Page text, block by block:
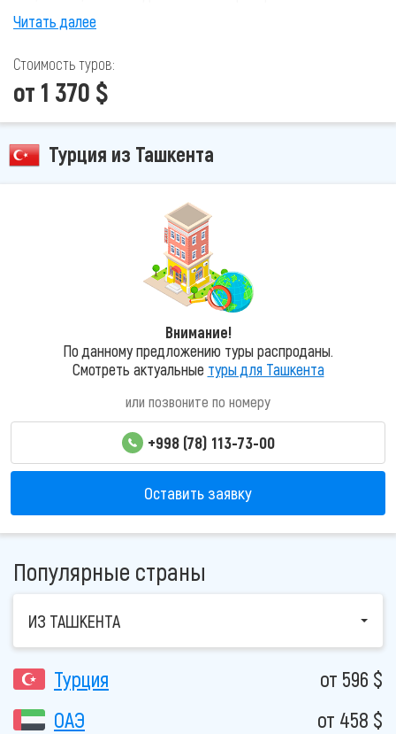
Читать далее
Стоимость туров:
от 1 370 $
Турция из Ташкента
Внимание!
По данному предложению туры распроданы.
Смотреть актуальные туры для Ташкента
или позвоните по номеру
+998 (78) 113-73-00
Оставить заявку
Популярные страны
ИЗ ТАШКЕНТА
Турция
от 596 $
ОАЭ
от 458 $